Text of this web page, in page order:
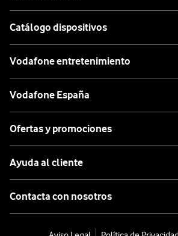
Catálogo dispositivos
Vodafone entretenimiento
Vodafone España
Ofertas y promociones
Ayuda al cliente
Contacta con nosotros